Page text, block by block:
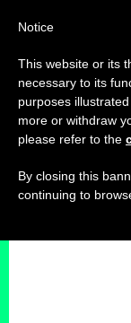
Notice
This website or its
necessary to its
purposes
more or withdraw
please refer to the
By closing this
continuing to